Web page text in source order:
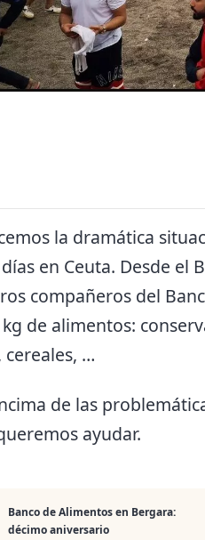
la dramática
en Ceuta. Desde el
compañeros del
de alimentos:
cereales, …
de las
ayudar.
Banco de Alimentos en Bergara:
décimo aniversario